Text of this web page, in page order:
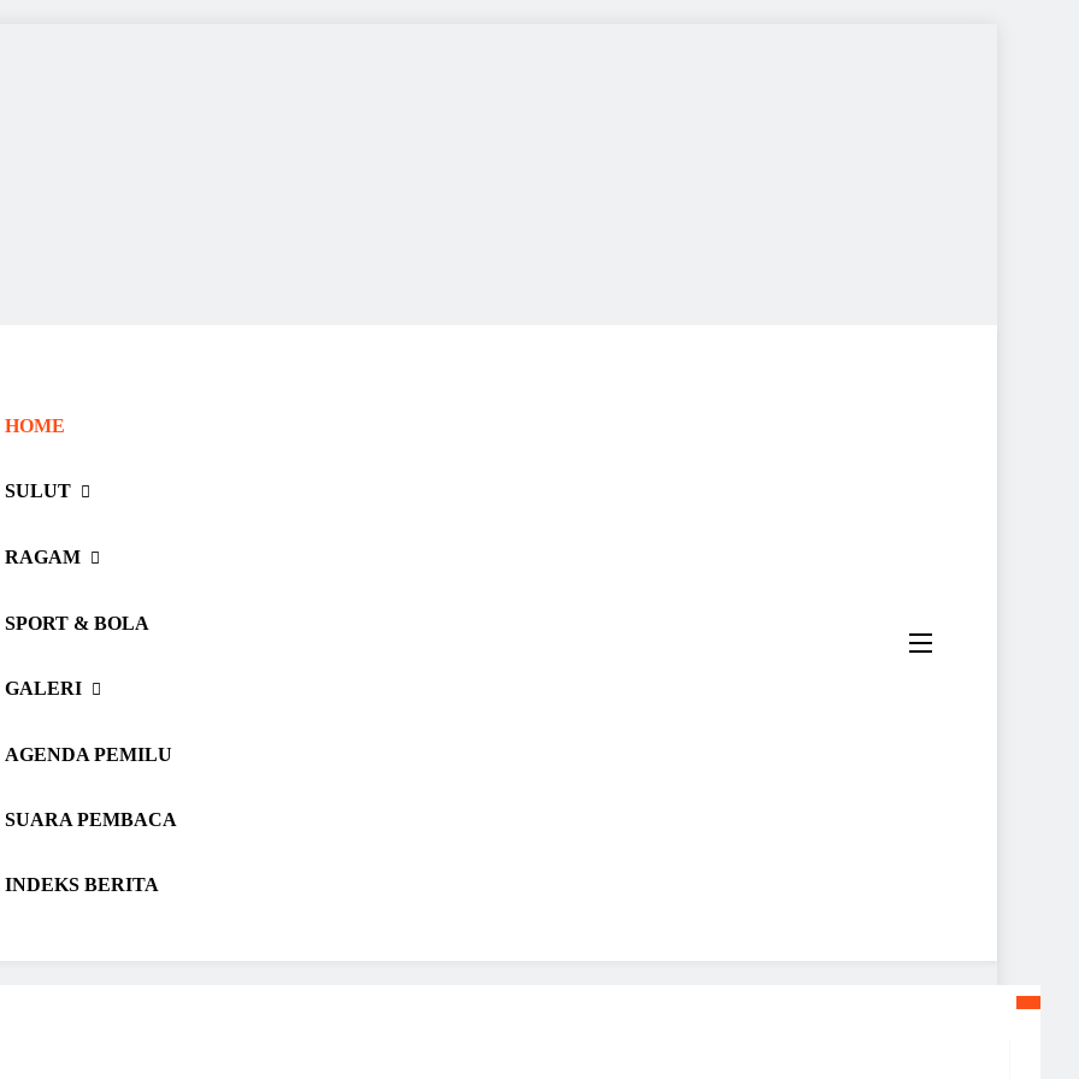
HOME
SULUT
RAGAM
SPORT & BOLA
GALERI
AGENDA PEMILU
SUARA PEMBACA
INDEKS BERITA